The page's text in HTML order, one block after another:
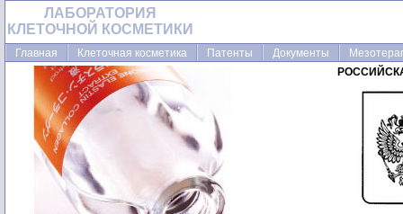
ЛАБОРАТОРИЯ
КЛЕТОЧНОЙ КОСМЕТИКИ
Главная Клеточная косметика Патенты Документы